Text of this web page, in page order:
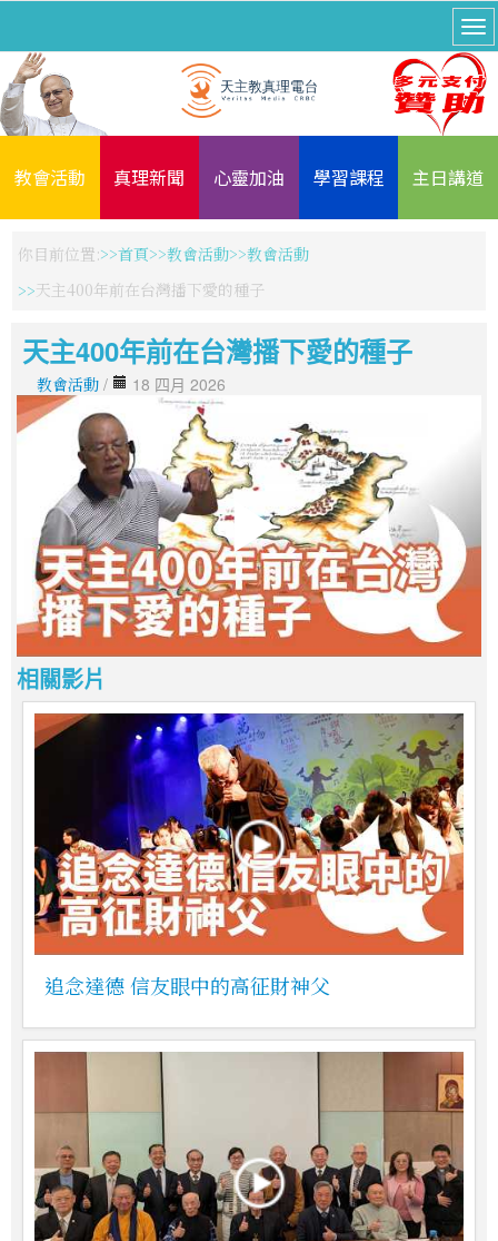
教會活動 真理新聞 心靈加油 學習課程 主日講道
你目前位置: 首頁 教會活動
教會活動
天主400年前在台灣播下愛的種子
天主400年前在台灣播下愛的種子
教會活動 / 18 四月 2026
相關影片
追念達德 信友眼中的高征財神父